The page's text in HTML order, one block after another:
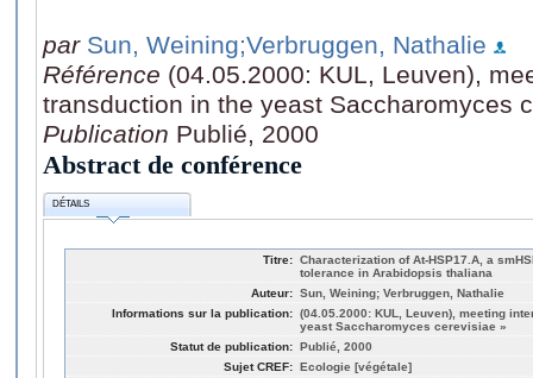
par Sun, Weining;Verbruggen, Nathalie
Référence (04.05.2000: KUL, Leuven),
transduction in the yeast Saccharomyces
Publication Publié, 2000
Abstract de conférence
DÉTAILS
Titre: Characterization of At-HSP17.A, a
tolerance in Arabidopsis thaliana
Auteur: Sun, Weining; Verbruggen, Nathalie
Informations sur la publication: (04.05.2000: KUL, Leuven), meeting
yeast Saccharomyces cerevisiae »
Statut de publication: Publié, 2000
Sujet CREF: Ecologie [végétale]